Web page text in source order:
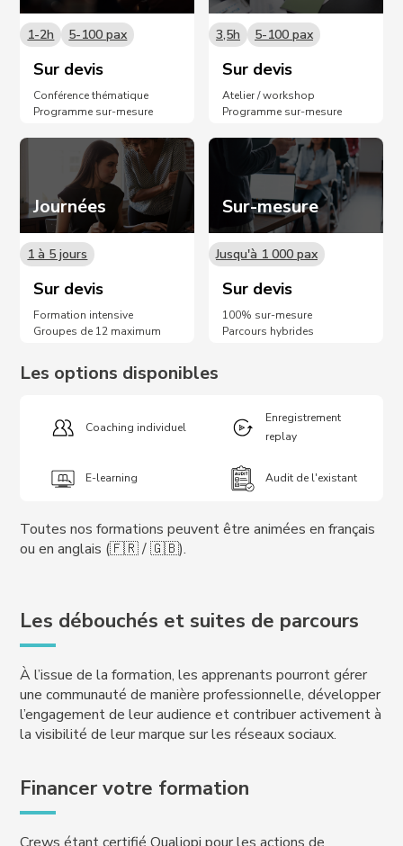
1-2h 5-100 pax
Sur devis
Conférence thématique
Programme sur-mesure
3,5h 5-100 pax
Sur devis
Atelier / workshop
Programme sur-mesure
Journées
1 à 5 jours
Sur devis
Formation intensive
Groupes de 12 maximum
Sur-mesure
Jusqu'à 1 000 pax
Sur devis
100% sur-mesure
Parcours hybrides
Les options disponibles
Coaching individuel
Enregistrement
replay
E-learning Audit de l'existant
Toutes nos formations peuvent être animées en français
ou en anglais (🇫🇷 / 🇬🇧).
Les débouchés et suites de parcours
À l’issue de la formation, les apprenants pourront gérer
une communauté de manière professionnelle, développer
l’engagement de leur audience et contribuer activement à
la visibilité de leur marque sur les réseaux sociaux.
Financer votre formation